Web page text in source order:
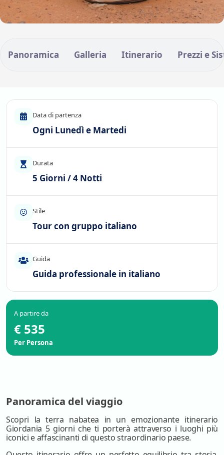
Panoramica Galleria Itinerario Prezzi e
Data di partenza
Ogni Lunedì e Martedi
Durata
5 Giorni / 4 Notti
Stile
Tour con gruppo italiano
Guida
Guida professionale in italiano
A partire da
€ 535
Per Persona
Panoramica del viaggio
Scopri la terra nabatea in un emozionante itinerario
Giordania 5 giorni che ti porterà attraverso i luoghi più
iconici e affascinanti di questo straordinario paese.